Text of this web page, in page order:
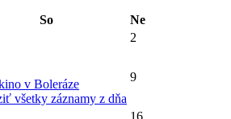
So
Ne
2
v Boleráze
všetky záznamy z dňa
9
16